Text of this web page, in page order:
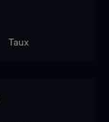
Taux